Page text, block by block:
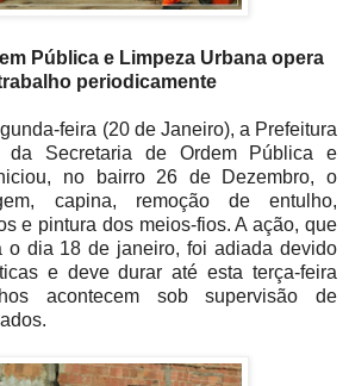
Pública e Limpeza Urbana opera
periodicamente
feira (20 de Janeiro), a Prefeitura
da Secretaria de Ordem Pública e
no bairro 26 de Dezembro, o
capina, remoção de entulho,
e pintura dos meios-fios. A ação, que
o dia 18 de janeiro, foi adiada devido
e deve durar até esta terça-feira
acontecem sob supervisão de